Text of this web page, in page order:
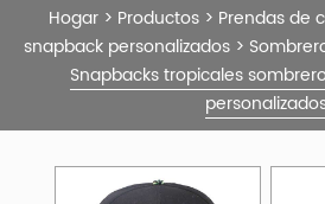
Hogar > Productos > Prendas de
snapback personalizados>
Snapbacks tropicales